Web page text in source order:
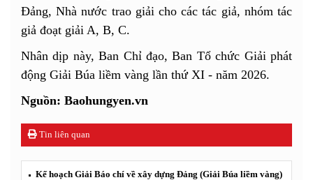
Đảng, Nhà nước trao giải cho các tác giả, nhóm tác
giả đoạt giải A, B, C.
Nhân dịp này, Ban Chỉ đạo, Ban Tổ chức Giải phát
động Giải Búa liềm vàng lần thứ XI - năm 2026.
Nguồn: Baohungyen.vn
Tin liên quan
Kế hoạch Giải Báo chí về xây dựng Đảng (Giải Búa liềm vàng)